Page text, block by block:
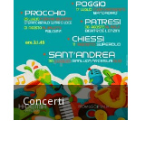
Concerti